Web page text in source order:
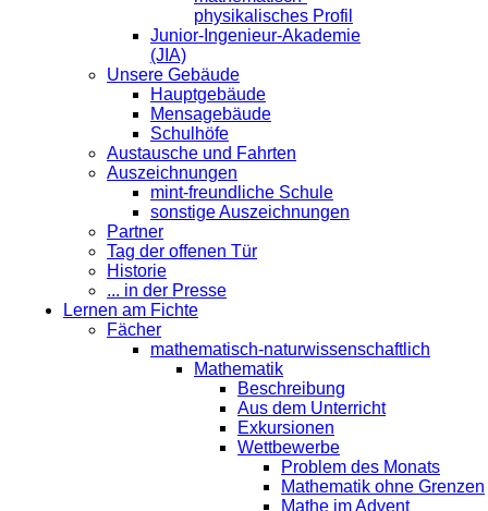
physikalisches Profil
Junior-Ingenieur-Akademie
(JIA)
Unsere Gebäude
Hauptgebäude
Mensagebäude
Schulhöfe
Austausche und Fahrten
Auszeichnungen
mint-freundliche Schule
sonstige Auszeichnungen
Partner
Tag der offenen Tür
Historie
... in der Presse
Lernen am Fichte
Fächer
mathematisch-naturwissenschaftlich
Mathematik
Beschreibung
Aus dem Unterricht
Exkursionen
Wettbewerbe
Problem des Monats
Mathematik ohne Grenzen
Mathe im Advent